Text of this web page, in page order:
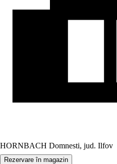
HORNBACH Domnesti, jud. Ilfov
Rezervare în magazin